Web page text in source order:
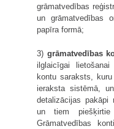
grāmatvedības
un grāmatvedības
papīra formā;
3) grāmatvedības
ilglaicīgai lietošanai
kontu saraksts,
ieraksta sistēmā,
detalizācijas pakāpi
un tiem
Grāmatvedības